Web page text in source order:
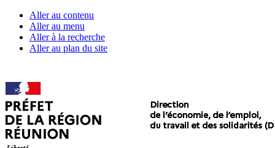
Aller au contenu
Aller au menu
Aller à la recherche
Aller au plan du site